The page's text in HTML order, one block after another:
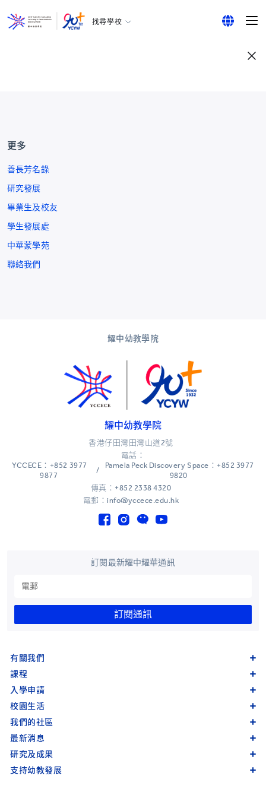
找尋學校
更多
善長芳名錄
研究發展
畢業生及校友
學生發展處
中華蒙學苑
聯絡我們
耀中幼教學院
耀中幼教學院
香港仔田灣田灣山道2號
電話：
YCCECE：+852 3977
9877
/
Pamela Peck Discovery Space：+852 3977
9820
傳真：+852 2338 4320
電郵：info@yccece.edu.hk
訂閱最新耀中耀華通訊
訂閱通訊
有關我們
課程
入學申請
校園生活
我們的社區
最新消息
研究及成果
支持幼教發展